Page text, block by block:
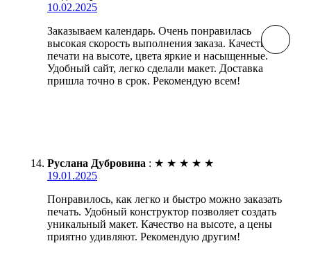
10.02.2025
Заказываем календарь. Очень понравилась
высокая скорость выполнения заказа. Качество
печати на высоте, цвета яркие и насыщенные.
Удобный сайт, легко сделали макет. Доставка
пришла точно в срок. Рекомендую всем!
Руслана Дубровина : ★ ★ ★ ★ ★
19.01.2025
Понравилось, как легко и быстро можно заказать
печать. Удобный конструктор позволяет создать
уникальный макет. Качество на высоте, а цены
приятно удивляют. Рекомендую другим!